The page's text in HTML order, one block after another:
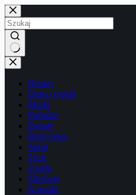
Przejdź
do
treści
Brak
wyników
Biznes
Dom i ogród
Moda
Podróże
Porady
Rozrywka
Sport
Tech
Uroda
Zdrowie
Kontakt